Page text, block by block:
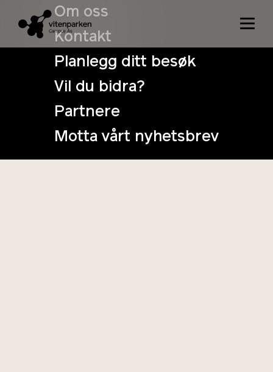
Om oss
Kontakt
Planlegg ditt besøk
Vil du bidra?
Partnere
Motta vårt nyhetsbrev
Vitenhelg: Ville
Verden
25. JuneTidspunkt: 11:00